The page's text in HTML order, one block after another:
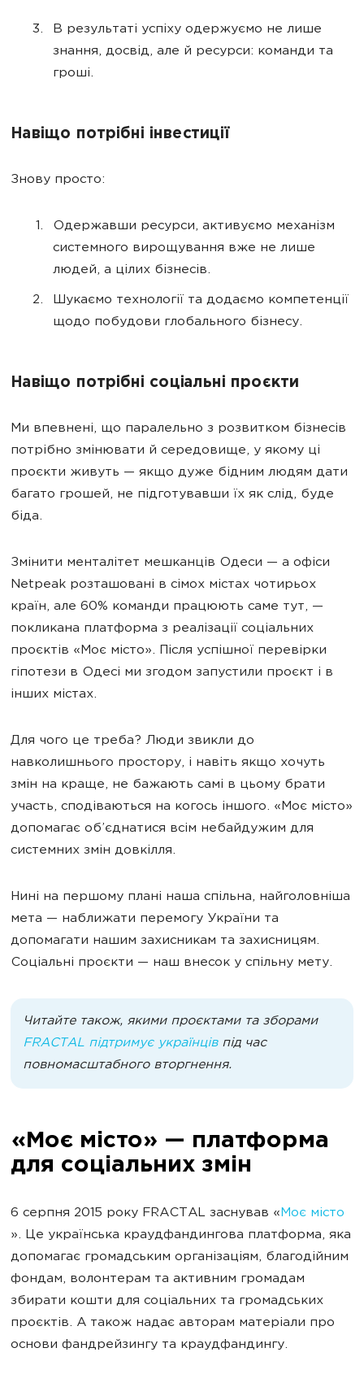
В результаті успіху одержуємо не лише
знання, досвід, але й ресурси: команди та
гроші.
Навіщо потрібні інвестиції
Знову просто:
Одержавши ресурси, активуємо механізм
системного вирощування вже не лише
людей, а цілих бізнесів.
Шукаємо технології та додаємо компетенції
щодо побудови глобального бізнесу.
Навіщо потрібні соціальні проєкти
Ми впевнені, що паралельно з розвитком бізнесів
потрібно змінювати й середовище, у якому ці
проєкти живуть — якщо дуже бідним людям дати
багато грошей, не підготувавши їх як слід, буде
біда.
Змінити менталітет мешканців Одеси — а офіси
Netpeak розташовані в сімох містах чотирьох
країн, але 60% команди працюють саме тут, —
покликана платформа з реалізації соціальних
проєктів «Моє місто». Після успішної перевірки
гіпотези в Одесі ми згодом запустили проєкт і в
інших містах.
Для чого це треба? Люди звикли до
навколишнього простору, і навіть якщо хочуть
змін на краще, не бажають самі в цьому брати
участь, сподіваються на когось іншого. «Моє місто»
допомагає об’єднатися всім небайдужим для
системних змін довкілля.
Нині на першому плані наша спільна, найголовніша
мета — наближати перемогу України та
допомагати нашим захисникам та захисницям.
Соціальні проєкти — наш внесок у спільну мету.
Читайте також, якими проєктами та зборами
FRACTAL підтримує українцівпід час
повномасштабного вторгнення.
«Моє місто» — платформа
для соціальних змін
6 серпня 2015 року FRACTAL заснував «Моє місто
». Це українська краудфандингова платформа, яка
допомагає громадським організаціям, благодійним
фондам, волонтерам та активним громадам
збирати кошти для соціальних та громадських
проєктів. А також надає авторам матеріали про
основи фандрейзингу та краудфандингу.